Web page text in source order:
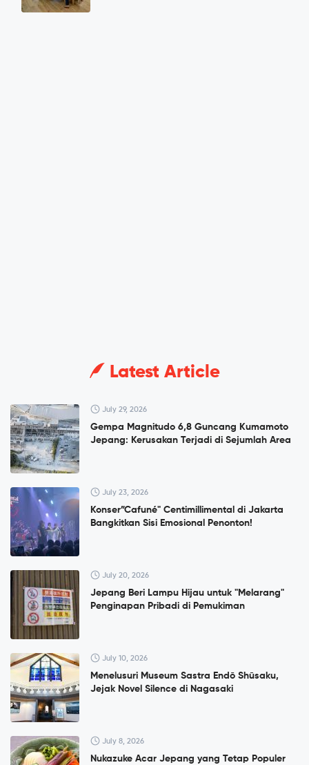
Latest Article
July 29, 2026
Gempa Magnitudo 6,8 Guncang Kumamoto
Jepang: Kerusakan Terjadi di Sejumlah Area
July 23, 2026
Konser”Cafuné" Centimillimental di Jakarta
Bangkitkan Sisi Emosional Penonton!
July 20, 2026
Jepang Beri Lampu Hijau untuk "Melarang"
Penginapan Pribadi di Pemukiman
July 10, 2026
Menelusuri Museum Sastra Endō Shūsaku,
Jejak Novel Silence di Nagasaki
July 8, 2026
Nukazuke Acar Jepang yang Tetap Populer